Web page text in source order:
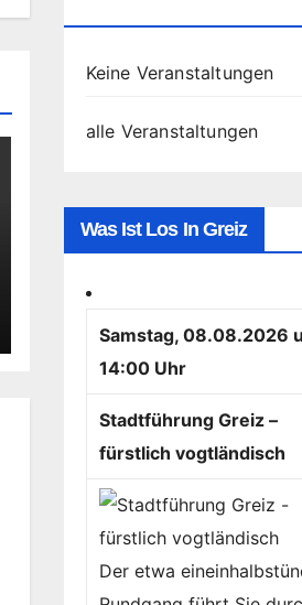
Keine Veranstaltungen
alle Veranstaltungen
Was Ist Los In Greiz
Samstag, 08.08.2026
14:00 Uhr
Stadtführung Greiz –
fürstlich vogtländisch
Der etwa